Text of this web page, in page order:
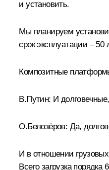
и установить.
Мы планируем
срок эксплуатации – 50
Композитные
В.Путин: И
О.Белозёров: Да,
И в отношении
Всего загрузка